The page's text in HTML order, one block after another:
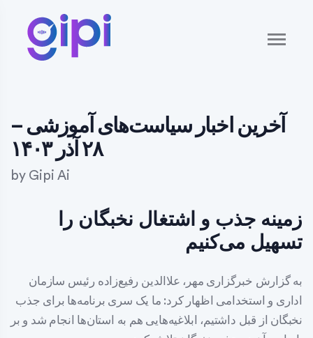
آخرین اخبار سیاست‌های آموزشی –
۲۸ آذر ۱۴۰۳
by Gipi Ai
زمینه جذب و اشتغال نخبگان را
تسهیل می‌کنیم
به گزارش خبرگزاری مهر، علاالدین رفیع‌زاده رئیس سازمان
اداری و استخدامی اظهار کرد: ما یک سری برنامه‌ها برای جذب
نخبگان از قبل داشتیم، ابلاغیه‌هایی هم به استان‌ها انجام شد و بر